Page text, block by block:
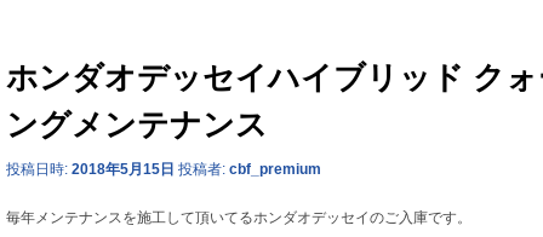
ホンダオデッセイハイブリッド ク
ングメンテナンス
投稿日時: 2018年5月15日 投稿者: cbf_premium
毎年メンテナンスを施工して頂いてるホンダオデッセイのご入庫です。